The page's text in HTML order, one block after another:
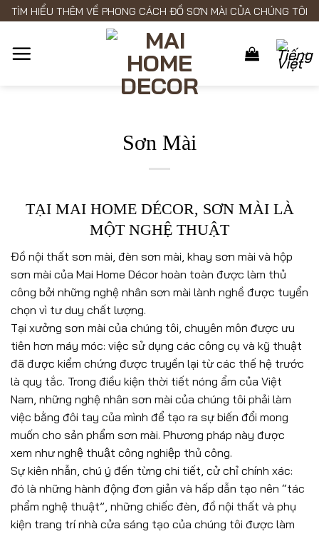
Skip
content
TÌM HIỂU THÊM VỀ PHONG CÁCH ĐỒ SƠN MÀI CỦA CHÚNG TÔI
Sơn Mài
TẠI MAI HOME DÉCOR, SƠN MÀI LÀ
MỘT NGHỆ THUẬT
Đồ nội thất sơn mài, đèn sơn mài, khay sơn mài và hộp
sơn mài của Mai Home Décor hoàn toàn được làm thủ
công bởi những nghệ nhân sơn mài lành nghề được tuyển
chọn vì tư duy chất lượng.
Tại xưởng sơn mài của chúng tôi, chuyên môn được ưu
tiên hơn máy móc: việc sử dụng các công cụ và kỹ thuật
đã được kiểm chứng được truyền lại từ các thế hệ trước
là quy tắc. Trong điều kiện thời tiết nóng ẩm của Việt
Nam, những nghệ nhân sơn mài của chúng tôi phải làm
việc bằng đôi tay của mình để tạo ra sự biến đổi mong
muốn cho sản phẩm sơn mài. Phương pháp này được
xem như nghệ thuật công nghiệp thủ công.
Sự kiên nhẫn, chú ý đến từng chi tiết, cử chỉ chính xác:
đó là những hành động đơn giản và hấp dẫn tạo nên “tác
phẩm nghệ thuật”, những chiếc đèn, đồ nội thất và phụ
kiện trang trí nhà cửa sáng tạo của chúng tôi được làm